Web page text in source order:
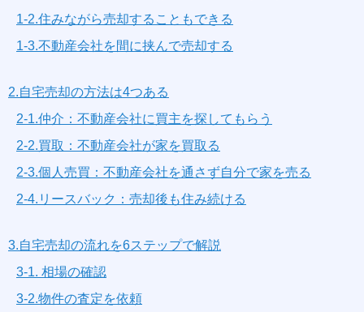
1-2.住みながら売却することもできる
1-3.不動産会社を間に挟んで売却する
2.自宅売却の方法は4つある
2-1.仲介：不動産会社に買主を探してもらう
2-2.買取：不動産会社が家を買取る
2-3.個人売買：不動産会社を通さず自分で家を売る
2-4.リースバック：売却後も住み続ける
3.自宅売却の流れを6ステップで解説
3-1. 相場の確認
3-2.物件の査定を依頼